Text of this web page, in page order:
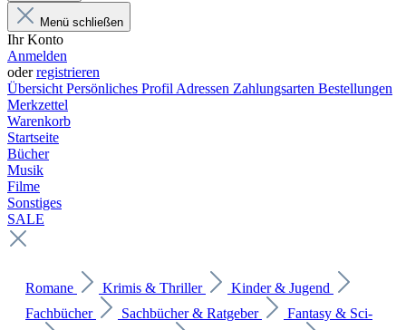
Menü schließen
Ihr Konto
Anmelden
oderregistrieren
Übersicht Persönliches Profil Adressen Zahlungsarten Bestellungen
Merkzettel
Warenkorb
Startseite
Bücher
Musik
Filme
Sonstiges
SALE
Romane Krimis & Thriller
Kinder & Jugend
Fachbücher
Sachbücher & Ratgeber
Fantasy & Sci-